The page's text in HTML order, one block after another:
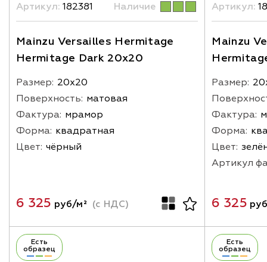
Артикул: 182381 Наличие
Mainzu Versailles Hermitage
Hermitage Dark 20x20
Размер: 20х20
Поверхность: матовая
Фактура: мрамор
Форма: квадратная
Цвет: чёрный
6 325 руб/м² (с НДС)
Артикул:
Mainzu
Размер:
Фактура:
Форма:
Цвет:
Артикул
6 325
Есть
образец
Есть
образец